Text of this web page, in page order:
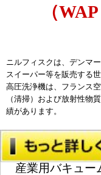
（
ニルフィスクは、デンマ
スイーパー等を販売する
高圧洗浄機は、フランス
（清掃）および放射性物
績があります。
産業用バキュー